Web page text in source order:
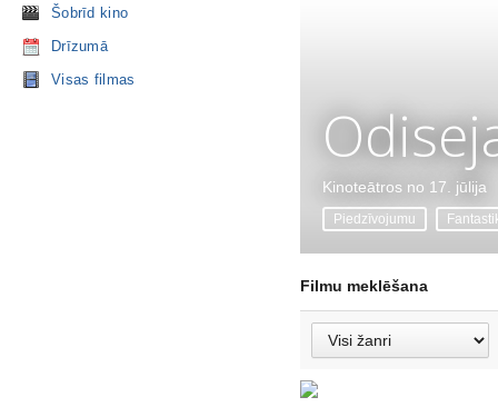
Šobrīd kino
Drīzumā
Visas filmas
Kinoteātros no 17. jūlija
Piedzīvojumu
Filmu meklēšana